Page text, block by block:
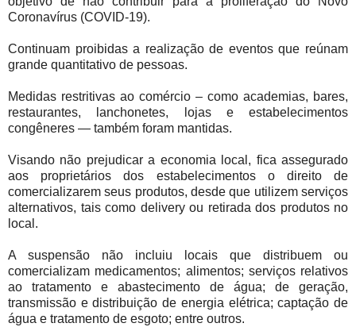
Coronavírus (COVID-19).
Continuam proibidas a realização de eventos que reúnam
grande quantitativo de pessoas.
Medidas restritivas ao comércio – como academias, bares,
restaurantes, lanchonetes, lojas e estabelecimentos
congêneres — também foram mantidas.
Visando não prejudicar a economia local, fica assegurado
aos proprietários dos estabelecimentos o direito de
comercializarem seus produtos, desde que utilizem serviços
alternativos, tais como delivery ou retirada dos produtos no
local.
A suspensão não incluiu locais que distribuem ou
comercializam medicamentos; alimentos; serviços relativos
ao tratamento e abastecimento de água; de geração,
transmissão e distribuição de energia elétrica; captação de
água e tratamento de esgoto; entre outros.